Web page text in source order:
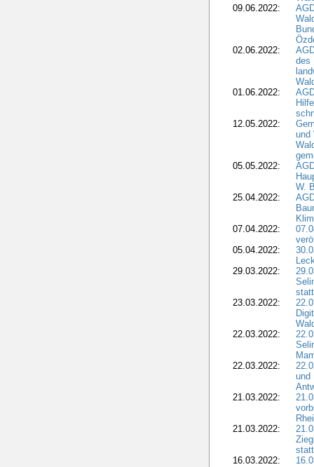
09.06.2022:
02.06.2022:
des
01.06.2022:
12.05.2022:
und
05.05.2022:
W.
25.04.2022:
07.04.2022:
05.04.2022:
29.03.2022:
23.03.2022:
22.03.2022:
22.03.2022:
und
21.03.2022:
21.03.2022:
16.03.2022: